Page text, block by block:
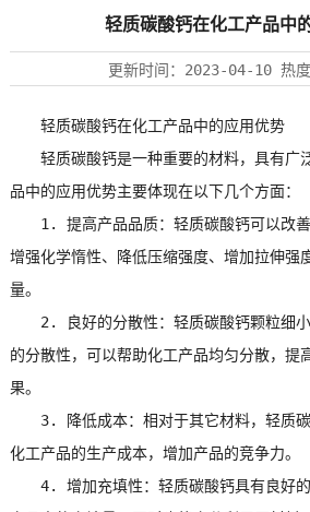
轻质碳酸钙在化工产品中
更新时间： 2023-04-10热度
轻质碳酸钙在化工产品中的应用优势
轻质碳酸钙是一种重要的材料，具有广
品中的应用优势主要体现在以下几个方面：
1. 提高产品品质：轻质碳酸钙可以改善
增强化学惰性、降低压缩强度、增加拉伸强
量。
2. 良好的分散性：轻质碳酸钙颗粒细小
的分散性，可以帮助化工产品均匀分散，提
果。
3. 降低成本：相对于其它材料，轻质碳
化工产品的生产成本，增加产品的竞争力。
4. 增加充填性：轻质碳酸钙具有良好的